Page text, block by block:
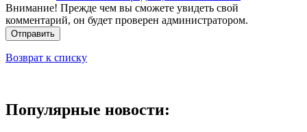
Внимание! Прежде чем вы сможете увидеть свой
комментарий, он будет проверен администратором.
Отправить
Возврат к списку
Популярные новости: